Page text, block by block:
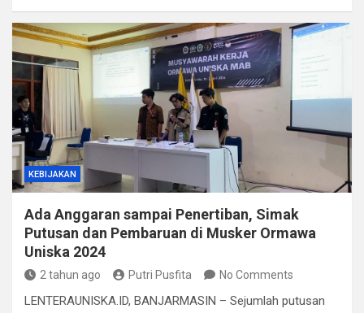
KEBIJAKAN
Ada Anggaran sampai Penertiban, Simak
Putusan dan Pembaruan di Musker Ormawa
Uniska 2024
2 tahun ago Putri Pusfita No Comments
LENTERAUNISKA.ID, BANJARMASIN – Sejumlah putusan